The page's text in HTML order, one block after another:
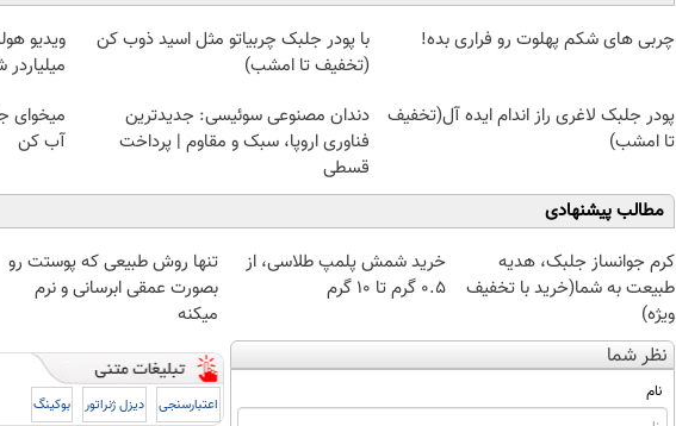
چربی های شکم پهلوت رو فراری بده!
با پودر جلبک چربیاتو مثل اسید ذوب کن
(تخفیف تا امشب)
ویدیو
پودر جلبک لاغری راز اندام ایده آل(تخفیف
تا امشب)
دندان مصنوعی سوئیسی: جدیدترین
فناوری اروپا، سبک و مقاوم | پرداخت
قسطی
میخوای
آب کن
مطالب پیشنهادی
کرم جوانساز جلبک، هدیه
طبیعت به شما(خرید با تخفیف
ویژه)
خرید شمش پلمپ طلاسی، از
۰.۵ گرم تا ۱۰ گرم
تنها روش طبیعی که پوستت رو
بصورت عمقی ابرسانی و نرم
میکنه
نظر شما
نام
اعتبارسنجی دیزل ژنراتور بوکینگ